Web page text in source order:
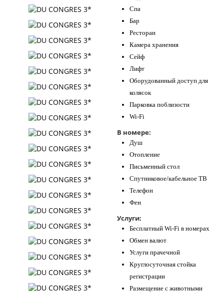
Спа
Бар
Ресторан
Камера хранения
Сейф
Лифт
Оборудованный доступ для
колясок
Парковка поблизости
Wi-Fi
В номере:
Душ
Отопление
Письменный стол
Спутниковое/кабельное ТВ
Телефон
Фен
Услуги:
Бесплатный Wi-Fi в номерах
Обмен валют
Услуги прачечной
Круглосуточная стойка
регистрации
Размещение с животными